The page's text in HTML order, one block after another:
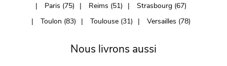
Paris (75)
Reims (51)
Strasbourg (67)
Toulon (83)
Toulouse (31) Versailles (78)
Nous livrons aussi